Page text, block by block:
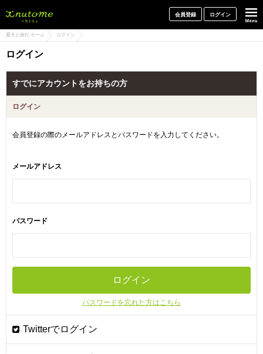
会員登録 ログイン
愛犬と旅行 ホーム ログイン
ログイン
すでにアカウントをお持ちの方
ログイン
会員登録の際のメールアドレスとパスワードを入力してください。
メールアドレス
パスワード
パスワードを忘れた方はこちら